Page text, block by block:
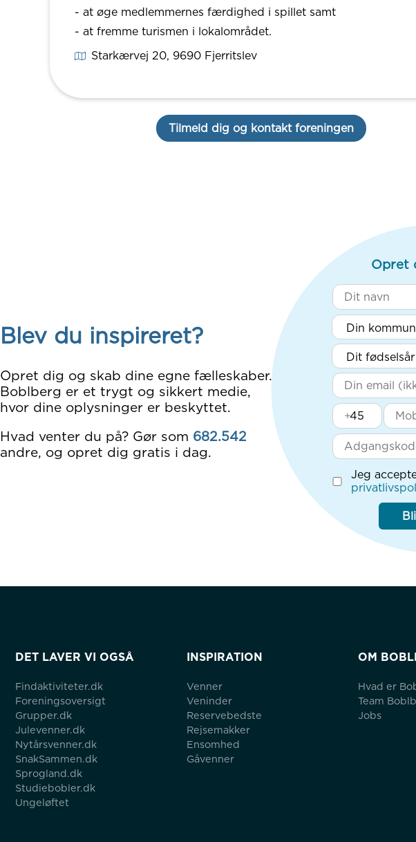
- at øge medlemmernes færdighed i spillet samt
- at fremme turismen i lokalområdet.
Starkærvej 20, 9690Fjerritslev
Tilmeld dig og kontakt foreningen
Blev du inspireret?
Opret dig og skab dine egne fælleskaber.
Boblberg er et trygt og sikkert medie,
hvor dine oplysninger er beskyttet.
Hvad venter du på? Gør som 682.542
andre, og opret dig gratis i dag.
Opret
+
Jeg
DET LAVER VI OGSÅ
Findaktiviteter.dk
Foreningsoversigt
Grupper.dk
Julevenner.dk
Nytårsvenner.dk
SnakSammen.dk
Sprogland.dk
Studiebobler.dk
Ungeløftet
INSPIRATION
Venner
Veninder
Reservebedste
Rejsemakker
Ensomhed
Gåvenner
OM
Hvad er
Team
Jobs